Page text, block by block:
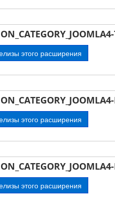
этого расширения
этого расширения
этого расширения